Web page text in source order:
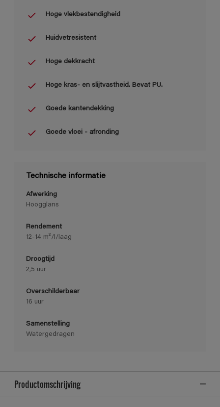
Hoge vlekbestendigheid
Huidvetresistent
Hoge dekkracht
Hoge kras- en slijtvastheid. Bevat PU.
Goede kantendekking
Goede vloei - afronding
Technische informatie
Afwerking
Hoogglans
Rendement
12-14 m²/l/laag
Droogtijd
2,5 uur
Overschilderbaar
16 uur
Samenstelling
Watergedragen
Productomschrijving